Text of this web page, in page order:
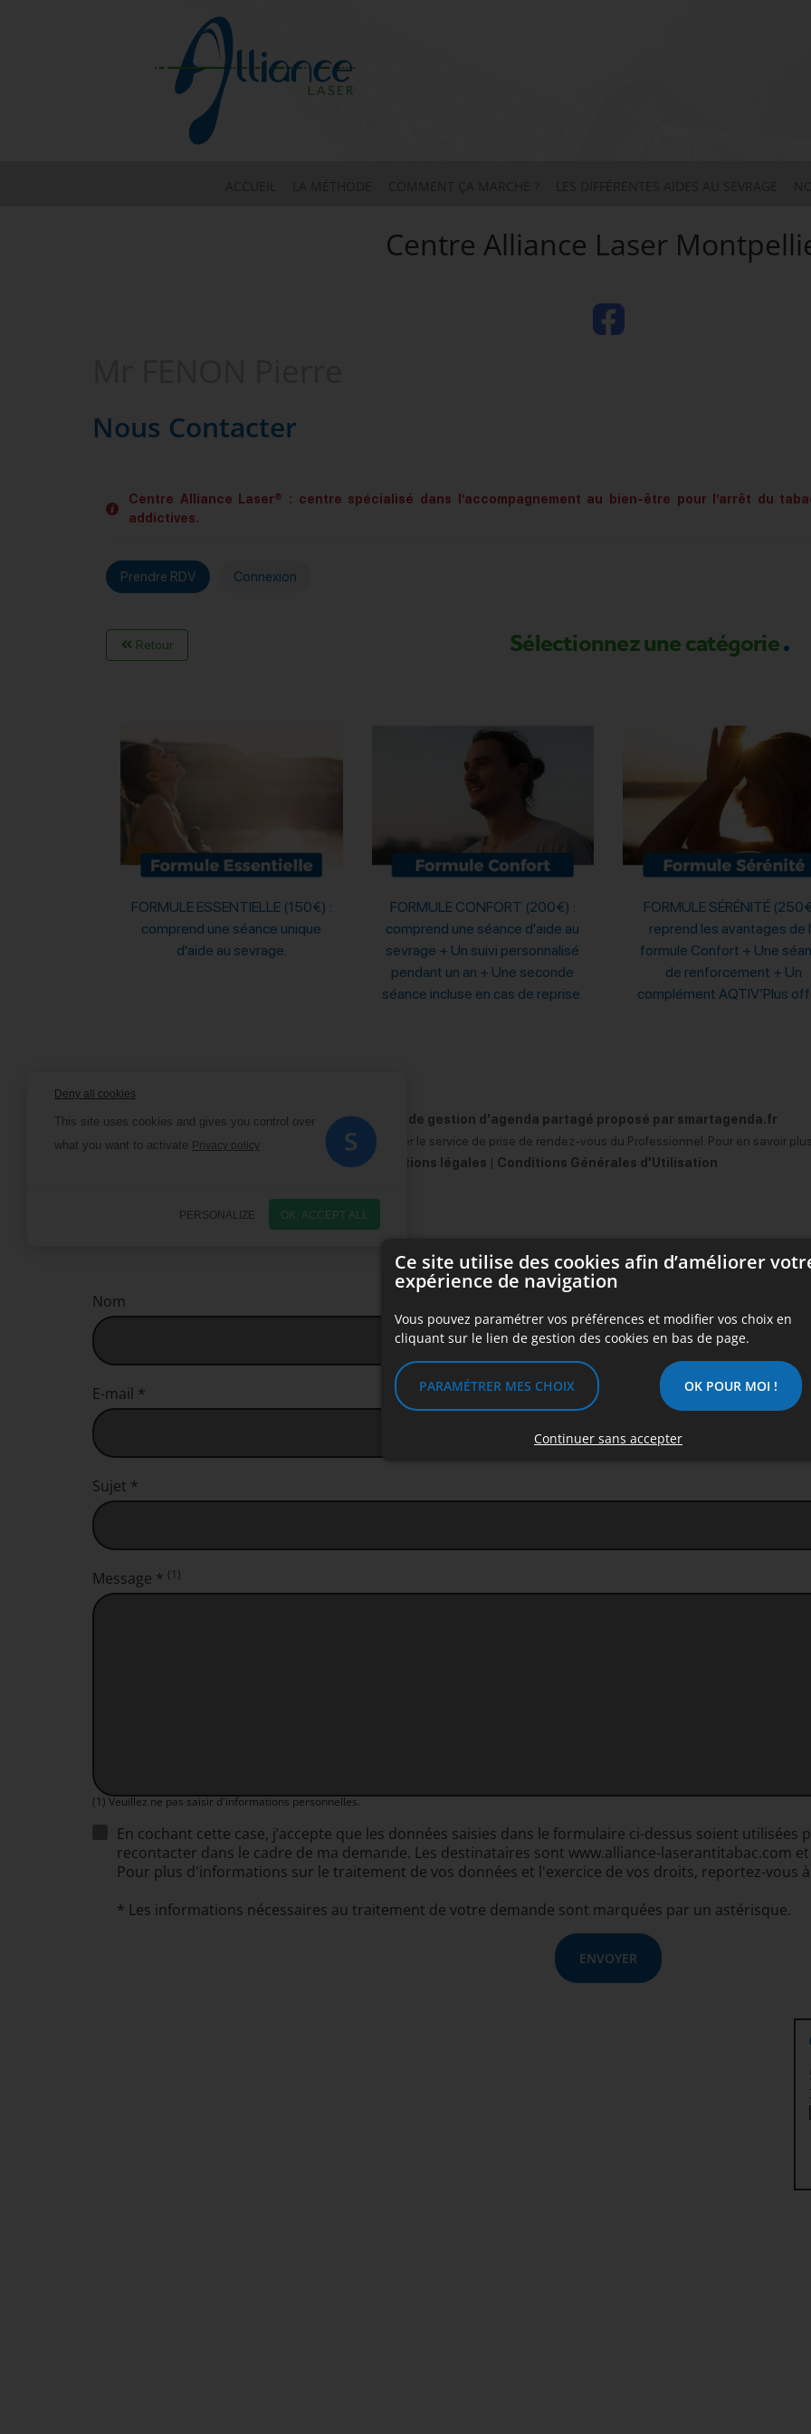
Centre Alliance Laser
Nous Contacter
Nom
E-mail * Téléphone *
Sujet *
Message * (1)
(1) Veuillez ne pas saisir d'informations personnelles.
En cochant cette case, j’accepte que les données saisies dans le formulaire ci-dessus soient
recontacter dans le cadre de ma demande. Les destinataires sont www.alliance-laserantitabac.com
Pour plus d'informations sur le traitement de vos données et l'exercice de vos droits, reportez-vous
* Les informations nécessaires au traitement de votre demande sont marquées par un astérisque.
ENVOYER
Ce site utilise des cookies afin d’améliorer
expérience de navigation
Vous pouvez paramétrer vos préférences et modifier vos choix en
cliquant sur le lien de gestion des cookies en bas de page.
PARAMÉTRER MES CHOIX OK POUR MOI !
Continuer sans accepter